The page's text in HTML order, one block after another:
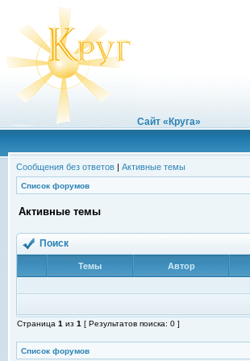
Сайт «Круга»
Сообщения без ответов | Активные темы
Список форумов
Активные темы
Поиск
Темы Автор
Страница 1 из 1 [ Результатов поиска: 0 ]
Список форумов